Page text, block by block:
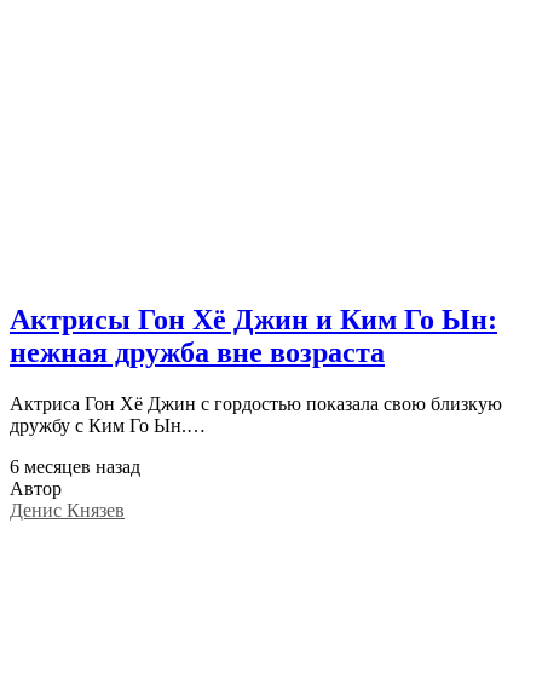
Актрисы Гон Хё Джин и Ким Го Ын:
нежная дружба вне возраста
Актриса Гон Хё Джин с гордостью показала свою близкую
дружбу с Ким Го Ын.…
6 месяцев назад
Автор
Денис Князев